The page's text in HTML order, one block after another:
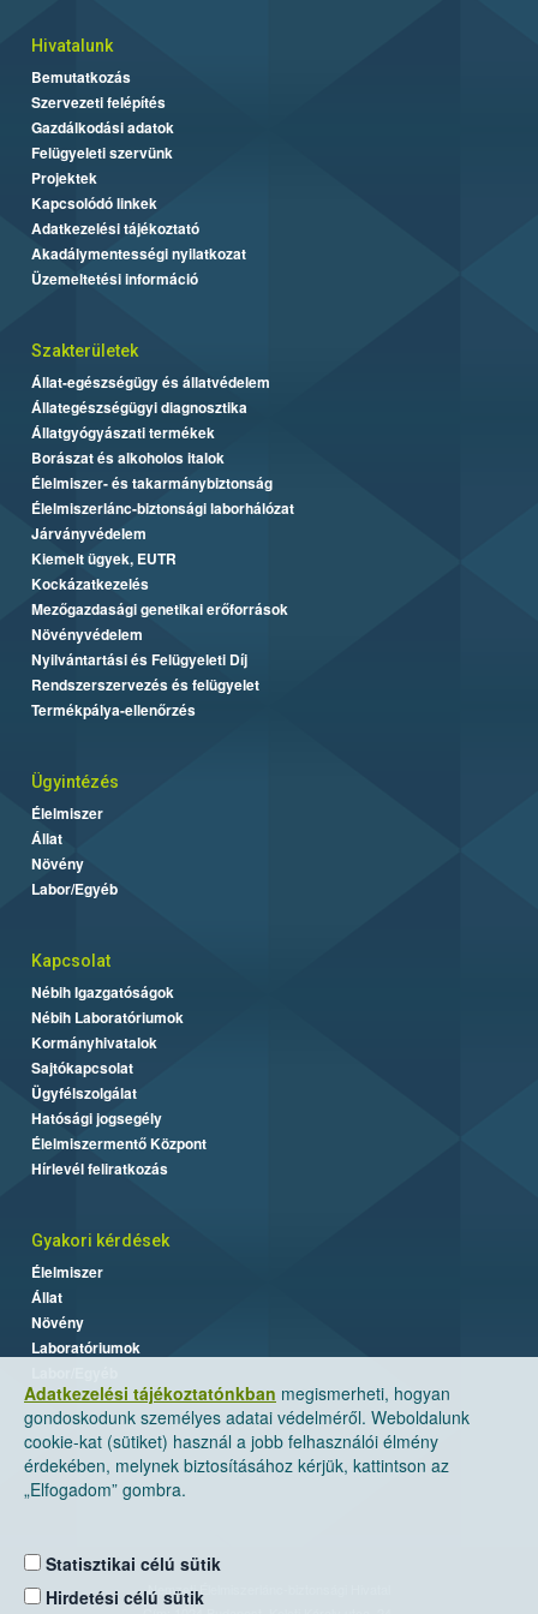
Adatkezelési tájékoztatónkban megismerheti, hogyan
gondoskodunk személyes adatai védelméről. Weboldalunk
cookie-kat (sütiket) használ a jobb felhasználói élmény
érdekében, melynek biztosításához kérjük, kattintson az
„Elfogadom” gombra.
Statisztikai célú sütik
Hirdetési célú sütik
Hivatalunk
Bemutatkozás
Szervezeti felépítés
Gazdálkodási adatok
Felügyeleti szervünk
Projektek
Kapcsolódó linkek
Adatkezelési tájékoztató
Akadálymentességi nyilatkozat
Üzemeltetési információ
Szakterületek
Állat-egészségügy és állatvédelem
Állategészségügyi diagnosztika
Állatgyógyászati termékek
Borászat és alkoholos italok
Élelmiszer- és takarmánybiztonság
Élelmiszerlánc-biztonsági laborhálózat
Járványvédelem
Kiemelt ügyek, EUTR
Kockázatkezelés
Mezőgazdasági genetikai erőforrások
Növényvédelem
Nyilvántartási és Felügyeleti Díj
Rendszerszervezés és felügyelet
Termékpálya-ellenőrzés
Ügyintézés
Élelmiszer
Állat
Növény
Labor/Egyéb
Kapcsolat
Nébih Igazgatóságok
Nébih Laboratóriumok
Kormányhivatalok
Sajtókapcsolat
Ügyfélszolgálat
Hatósági jogsegély
Élelmiszermentő Központ
Hírlevél feliratkozás
Gyakori kérdések
Élelmiszer
Állat
Növény
Laboratóriumok
Nemzeti Élelmiszerlánc-biztonsági Hivatal